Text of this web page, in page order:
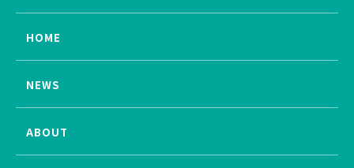
HOME
NEWS
ABOUT